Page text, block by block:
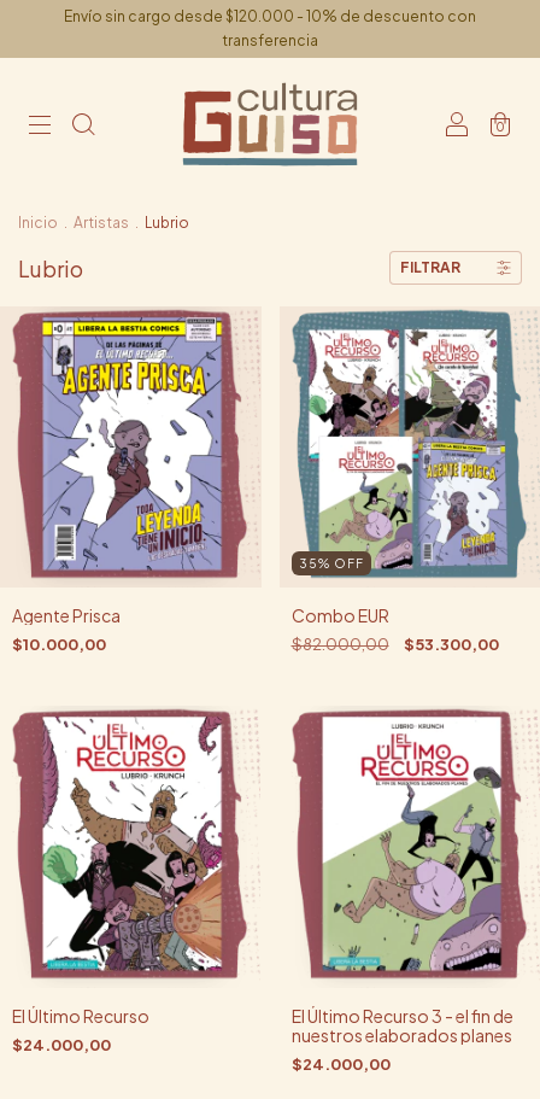
Envío sin cargo desde $120.000 - 10% de descuento con
transferencia
0
Inicio . Artistas . Lubrio
Lubrio FILTRAR
Agente Prisca
$10.000,00
35% OFF
Combo EUR
$82.000,00 $53.300,00
El Último Recurso
$24.000,00
El Último Recurso 3 - el fin de
nuestros elaborados planes
$24.000,00